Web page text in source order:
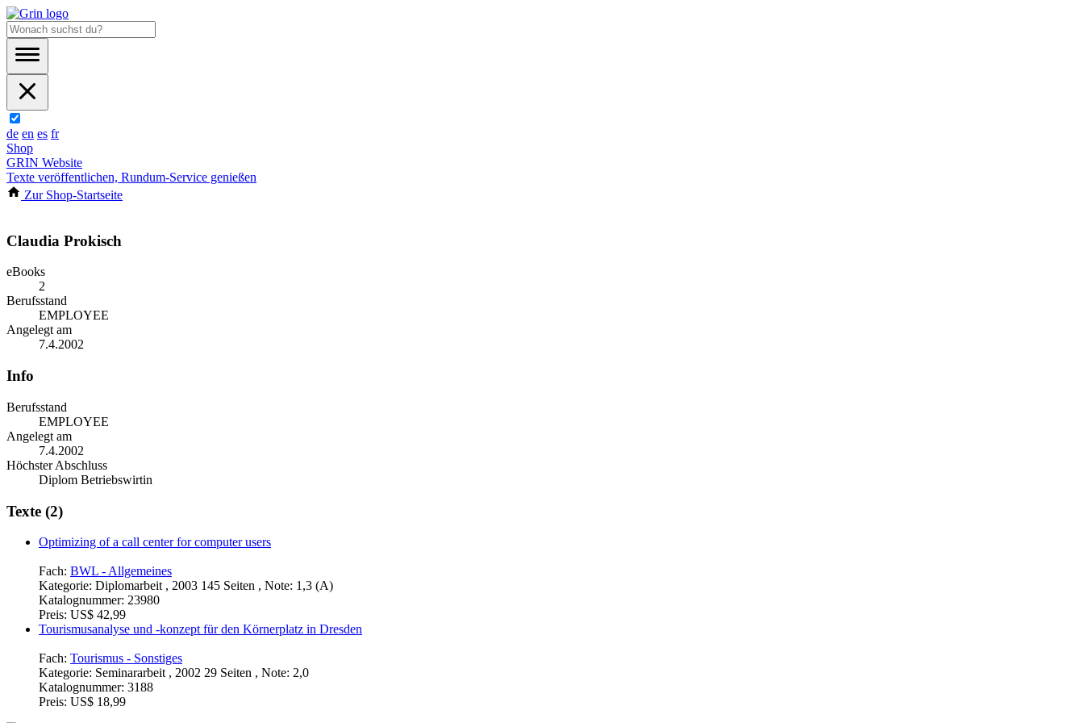
de en es fr
Shop
GRIN Website
Texte veröffentlichen, Rundum-Service genießen
Zur Shop-Startseite
Claudia Prokisch
eBooks
2
Berufsstand
EMPLOYEE
Angelegt am
7.4.2002
Info
Berufsstand
EMPLOYEE
Angelegt am
7.4.2002
Höchster Abschluss
Diplom Betriebswirtin
Texte (2)
Optimizing of a call center for computer users
Fach: BWL - Allgemeines
Kategorie: Diplomarbeit , 2003 145 Seiten , Note: 1,3 (A)
Katalognummer: 23980
Preis: US$ 42,99
Tourismusanalyse und -konzept für den Körnerplatz in Dresden
Fach: Tourismus - Sonstiges
Kategorie: Seminararbeit , 2002 29 Seiten , Note: 2,0
Katalognummer: 3188
Preis: US$ 18,99